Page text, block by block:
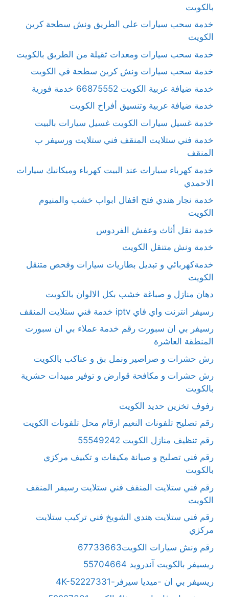
بالكويت
خدمة سحب سيارات على الطريق ونش سطحة كرين
الكويت
خدمة سحب سيارات ومعدات ثقيلة من الطريق بالكويت
خدمة سحب سيارات ونش كرين سطحة في الكويت
خدمة ضيافة عربية الكويت 66875552 خدمة فورية
خدمة ضيافة عربية وتنسيق أفراح الكويت
خدمة غسيل سيارات الكويت غسيل سيارات بالبيت
خدمة فني ستلايت المنقف فني ستلايت ورسيفر ب
المنقف
خدمة كهرباء سيارات عند البيت كهرباء وميكانيك سيارات
الاحمدي
خدمة نجار هندي فتح اقفال ابواب خشب والمنيوم
الكويت
خدمة نقل أثاث وعفش الفردوس
خدمة ونش متنقل الكويت
خدمةكهربائي و تبديل بطاريات سيارات وفحص متنقل
الكويت
دهان منازل و صباغة خشب بكل الالوان بالكويت
رسيفر انترنت واي فاي iptv خدمة فني ستلايت المنقف
رسيفر بي ان سبورت رقم خدمة عملاء بي ان سبورت
المنطقة العاشرة
رش حشرات و صراصير ونمل بق و عناكب بالكويت
رش حشرات و مكافحة قوارض و توفير مبيدات حشرية
بالكويت
رفوف تخزين حديد الكويت
رقم تصليح تلفونات النعيم ارقام محل تلفونات الكويت
رقم تنظيف منازل الكويت 55549242
رقم فني تصليح و صيانة مكيفات و تكييف مركزي
بالكويت
رقم فني ستلايت المنقف فني ستلايت رسيفر المنقف
الكويت
رقم فني ستلايت هندي الشويخ فني تركيب ستلايت
مركزي
رقم ونش سيارات الكويت67733663
ريسيفر بالكويت آندرويد 55704664
ريسيفر بي ان -ميديا سيرفر-4K-52227331